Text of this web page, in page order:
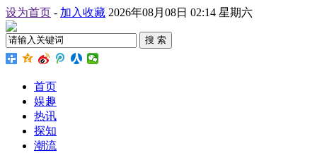
设为首页 - 加入收藏 2026年08月08日 02:14 星期六
搜 索
首页
娱趣
热讯
探知
潮流